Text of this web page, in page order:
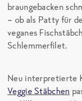
braungebacken
– ob als Patty für
veganes
Schlemmerfilet.
Neu interpretierte
Veggie Stäbchen